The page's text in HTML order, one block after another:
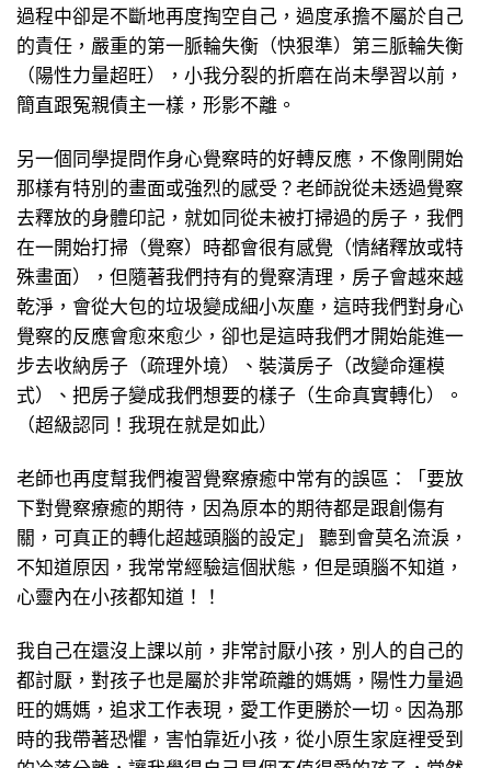
過程中卻是不斷地再度掏空自己，過度承擔不屬於自己
的責任，嚴重的第一脈輪失衡（快狠準）第三脈輪失衡
（陽性力量超旺），小我分裂的折磨在尚未學習以前，
簡直跟冤親債主一樣，形影不離。
另一個同學提問作身心覺察時的好轉反應，不像剛開始
那樣有特別的畫面或強烈的感受？老師說從未透過覺察
去釋放的身體印記，就如同從未被打掃過的房子，我們
在一開始打掃（覺察）時都會很有感覺（情緒釋放或特
殊畫面），但隨著我們持有的覺察清理，房子會越來越
乾淨，會從大包的垃圾變成細小灰塵，這時我們對身心
覺察的反應會愈來愈少，卻也是這時我們才開始能進一
步去收納房子（疏理外境）、裝潢房子（改變命運模
式）、把房子變成我們想要的樣子（生命真實轉化）。
（超級認同！我現在就是如此）
老師也再度幫我們複習覺察療癒中常有的誤區：「要放
下對覺察療癒的期待，因為原本的期待都是跟創傷有
關，可真正的轉化超越頭腦的設定」 聽到會莫名流淚，
不知道原因，我常常經驗這個狀態，但是頭腦不知道，
心靈內在小孩都知道！！
我自己在還沒上課以前，非常討厭小孩，別人的自己的
都討厭，對孩子也是屬於非常疏離的媽媽，陽性力量過
旺的媽媽，追求工作表現，愛工作更勝於一切。因為那
時的我帶著恐懼，害怕靠近小孩，從小原生家庭裡受到